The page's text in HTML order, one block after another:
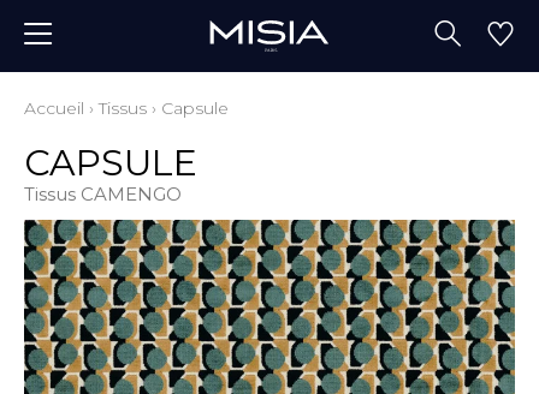
Accueil ›Tissus › Capsule
CAPSULE
Tissus CAMENGO